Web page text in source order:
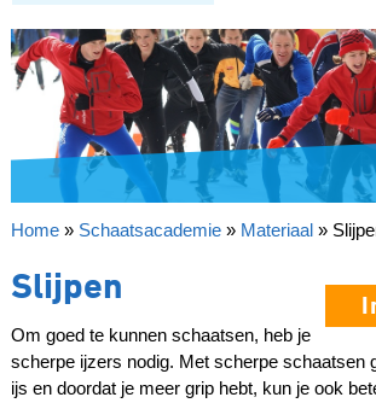
Home» Schaatsacademie» Materiaal»
Slijpen
Om goed te kunnen schaatsen, heb je
scherpe ijzers nodig. Met scherpe schaatsen
ijs en doordat je meer grip hebt, kun je ook